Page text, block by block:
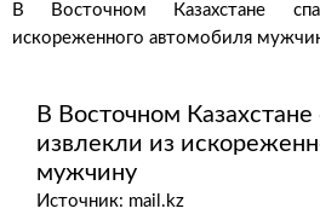
В Восточном Казахстане
искореженного автомобиля
В Восточном Казахстане
извлекли из
мужчину
Источник: mail.kz